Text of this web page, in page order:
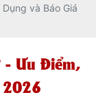
và Báo Giá
- Ưu Điểm,
2026